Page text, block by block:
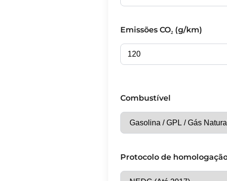
Emissões CO₂ (g/km)
Combustível
Protocolo de